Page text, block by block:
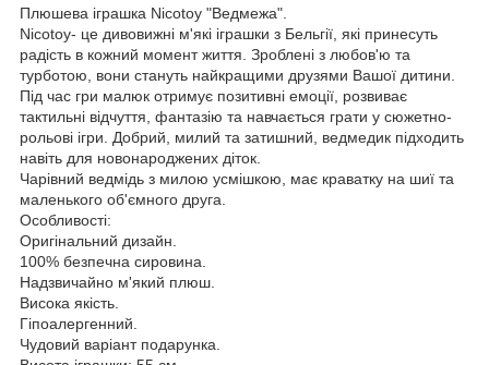
Плюшева іграшка Nicotoy "Ведмежа".
Nicotoy- це дивовижні м'які іграшки з Бельгії, які принесуть
радість в кожний момент життя. Зроблені з любов'ю та
турботою, вони стануть найкращими друзями Вашої дитини.
Під час гри малюк отримує позитивні емоції, розвиває
тактильні відчуття, фантазію та навчається грати у сюжетно-
рольові ігри. Добрий, милий та затишний, ведмедик підходить
навіть для новонароджених діток.
Чарівний ведмідь з милою усмішкою, має краватку на шиї та
маленького об'ємного друга.
Особливості:
Оригінальний дизайн.
100% безпечна сировина.
Надзвичайно м'який плюш.
Висока якість.
Гіпоалергенний.
Чудовий варіант подарунка.